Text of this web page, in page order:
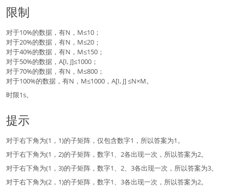
限制
对于10%的数据，有N，M≤10；
对于20%的数据，有N，M≤20；
对于40%的数据，有N，M≤150；
对于50%的数据，A[I, J]≤1000；
对于70%的数据，有N，M≤800；
对于100%的数据，有N，M≤1000，A[I, J] ≤N×M。
时限1s。
提示
对于右下角为(1，1)的子矩阵，仅包含数字1，所以答案为1。
对于右下角为(1，2)的子矩阵，数字1、2各出现一次，所以答案为2。
对于右下角为(1，3)的子矩阵，数字1、2、3各出现一次，所以答案为3。
对于右下角为(2，1)的子矩阵，数字1、3各出现一次，所以答案为2。